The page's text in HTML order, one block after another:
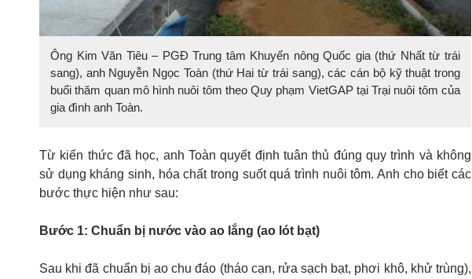
Ông Kim Văn Tiêu – PGĐ Trung tâm Khuyến nông Quốc gia (thứ Nhất từ trái
sang), anh Nguyễn Ngọc Toàn (thứ Hai từ trái sang), các cán bộ kỹ thuật trong
buổi thăm quan mô hình nuôi tôm theo Quy phạm VietGAP tại Trại nuôi tôm của
gia đình anh Toàn.
Từ kiến thức đã học, anh Toàn quyết định tuân thủ đúng quy trình và không
sử dụng kháng sinh, hóa chất trong suốt quá trình nuôi tôm. Anh cho biết các
bước thực hiện như sau:
Bước 1: Chuẩn bị nước vào ao lắng (ao lót bạt)
Sau khi đã chuẩn bị ao chu đáo (tháo cạn, rửa sạch bạt, phơi khô, khử trùng),